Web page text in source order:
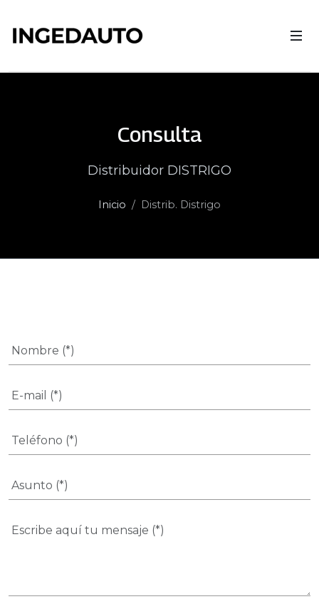
Consulta
Distribuidor DISTRIGO
Inicio Distrib. Distrigo